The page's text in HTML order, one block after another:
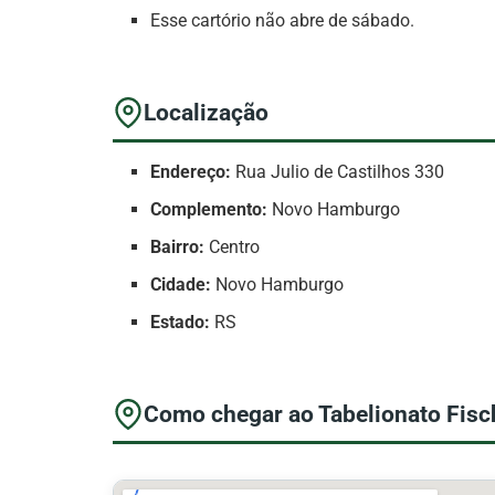
Esse cartório não abre de sábado.
Localização
Endereço: Rua Julio de Castilhos 330
Complemento: Novo Hamburgo
Bairro: Centro
Cidade: Novo Hamburgo
Estado: RS
Como chegar ao Tabelionato